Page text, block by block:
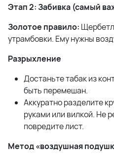
Этап 2: Забивка (самый
Золотое правило:
утрамбовки. Ему нужны
Разрыхление
Достаньте табак из
быть перемешан.
Аккуратно разделите
руками или вилкой. Не
повредите лист.
Метод «воздушная